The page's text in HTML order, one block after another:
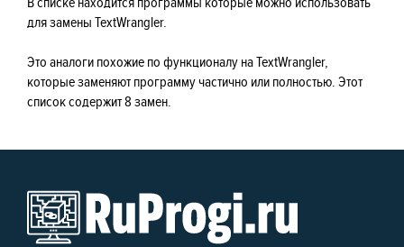
для замены TextWrangler.
Это аналоги похожие по функционалу на TextWrangler,
которые заменяют программу частично или полностью. Этот
список содержит 8 замен.